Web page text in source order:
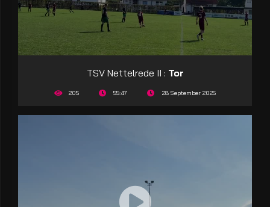
TSV Nettelrede II : Tor
205 55:47 28 September 2025